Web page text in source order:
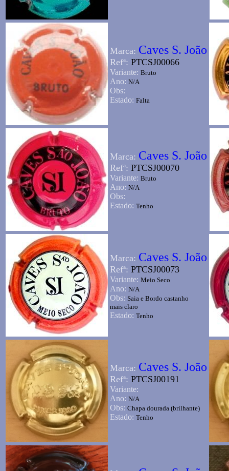
Marca: Caves S. João
Refª: PTCSJ00066
Variante: Bruto
Ano: N/A
Obs:
Estado: Falta
Marca: Caves S. João
Refª: PTCSJ00070
Variante: Bruto
Ano: N/A
Obs:
Estado: Tenho
Marca: Caves S. João
Refª: PTCSJ00073
Variante: Meio Seco
Ano: N/A
Obs: Saia e Bordo castanho
mais claro
Estado: Tenho
Marca: Caves S. João
Refª: PTCSJ00191
Variante:
Ano: N/A
Obs: Chapa dourada (brilhante)
Estado: Tenho